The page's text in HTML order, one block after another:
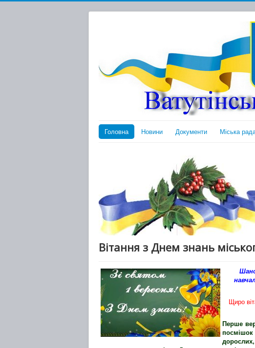
Головна Новини Документи Міська
Вітання з Днем знань
Щиро
Перше
посмішок